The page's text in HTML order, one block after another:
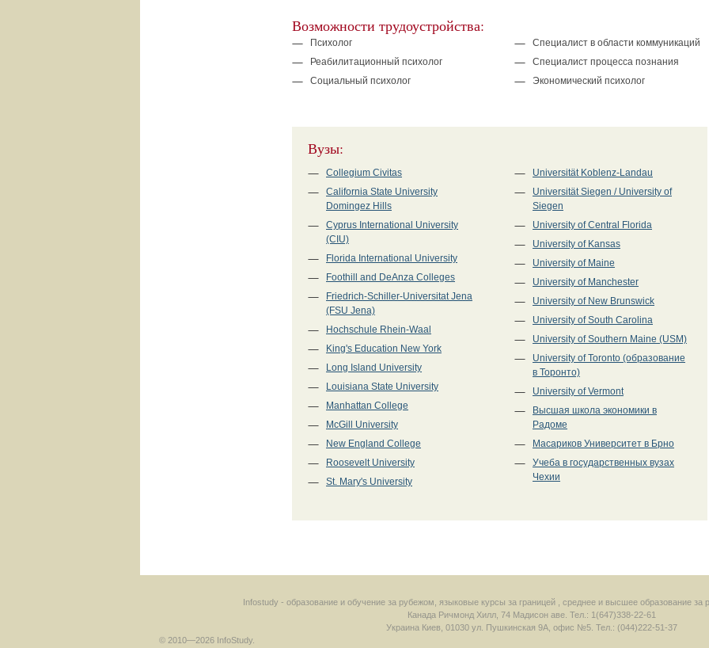
Возможности трудоустройства:
Психолог
Реабилитационный психолог
Социальный психолог
Специалист в области коммуникаций
Специалист процесса познания
Экономический психолог
Вузы:
Collegium Civitas
California State University
Domingez Hills
Cyprus International University
(CIU)
Florida International University
Foothill and DeAnza Colleges
Friedrich-Schiller-Universitat Jena
(FSU Jena)
Hochschule Rhein-Waal
King's Education New York
Long Island University
Louisiana State University
Manhattan College
McGill University
New England College
Roosevelt University
St. Mary's University
Universität Koblenz-Landau
Universität Siegen / University of
Siegen
University of Central Florida
University of Kansas
University of Maine
University of Manchester
University of New Brunswick
University of South Carolina
University of Southern Maine (USM)
University of Toronto (образование
в Торонто)
University of Vermont
Высшая школа экономики в
Радоме
Масариков Университет в Брно
Учеба в государственных вузах
Чехии
Infostudy - образование и обучение за рубежом, языковые курсы за границей , среднее и высшее образование за
Канада Ричмонд Хилл 74 Мадисон аве. Тел.: 1(647)338-22-61
Украина Киев 01030 ул. Пушкинская 9А, офис №5. Тел.: (044)222-51-37
© 2010—2026 InfoStudy.